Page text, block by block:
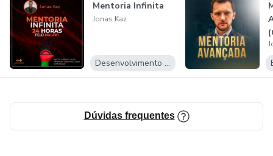
Mentoria Infinita
Jonas Kaz
Desenvolvimento Pessoal
Dúvidas frequentes